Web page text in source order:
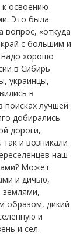
к освоению
Это была
вопрос, «откуда
с большим и
хорошо
в Сибирь
украинцы,
в
поисках лучшей
добирались
дороги,
и возникали
наш
Может
и дичью,
землями,
образом, дикий
и
и сел.